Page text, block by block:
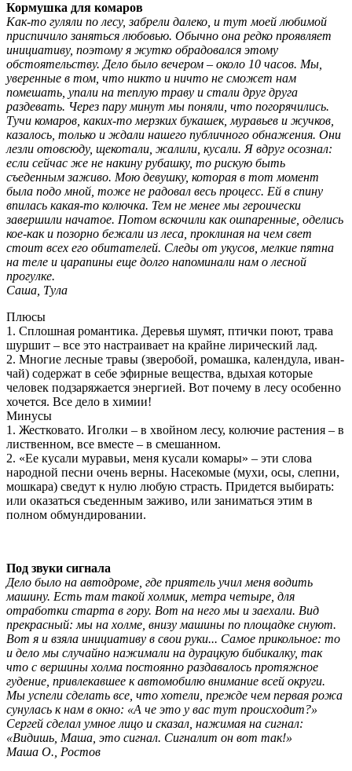
Кормушка для комаров
Как-то гуляли по лесу, забрели далеко, и тут моей любимой
приспичило заняться любовью. Обычно она редко проявляет
инициативу, поэтому я жутко обрадовался этому
обстоятельству. Дело было вечером – около 10 часов. Мы,
уверенные в том, что никто и ничто не сможет нам
помешать, упали на теплую траву и стали друг друга
раздевать. Через пару минут мы поняли, что погорячились.
Тучи комаров, каких-то мерзких букашек, муравьев и жучков,
казалось, только и ждали нашего публичного обнажения. Они
лезли отовсюду, щекотали, жалили, кусали. Я вдруг осознал:
если сейчас же не накину рубашку, то рискую быть
съеденным заживо. Мою девушку, которая в тот момент
была подо мной, тоже не радовал весь процесс. Ей в спину
впилась какая-то колючка. Тем не менее мы героически
завершили начатое. Потом вскочили как ошпаренные, оделись
кое-как и позорно бежали из леса, проклиная на чем свет
стоит всех его обитателей. Следы от укусов, мелкие пятна
на теле и царапины еще долго напоминали нам о лесной
прогулке.
Саша, Тула
Плюсы
1. Сплошная романтика. Деревья шумят, птички поют, трава
шуршит – все это настраивает на крайне лирический лад.
2. Многие лесные травы (зверобой, ромашка, календула, иван-
чай) содержат в себе эфирные вещества, вдыхая которые
человек подзаряжается энергией. Вот почему в лесу особенно
хочется. Все дело в химии!
Минусы
1. Жестковато. Иголки – в хвойном лесу, колючие растения – в
лиственном, все вместе – в смешанном.
2. «Ее кусали муравьи, меня кусали комары» – эти слова
народной песни очень верны. Насекомые (мухи, осы, слепни,
мошкара) сведут к нулю любую страсть. Придется выбирать:
или оказаться съеденным заживо, или заниматься этим в
полном обмундировании.
Под звуки сигнала
Дело было на автодроме, где приятель учил меня водить
машину. Есть там такой холмик, метра четыре, для
отработки старта в гору. Вот на него мы и заехали. Вид
прекрасный: мы на холме, внизу машины по площадке снуют.
Вот я и взяла инициативу в свои руки... Самое прикольное: то
и дело мы случайно нажимали на дурацкую бибикалку, так
что с вершины холма постоянно раздавалось протяжное
гудение, привлекавшее к автомобилю внимание всей округи.
Мы успели сделать все, что хотели, прежде чем первая рожа
сунулась к нам в окно: «А че это у вас тут происходит?»
Сергей сделал умное лицо и сказал, нажимая на сигнал:
«Видишь, Маша, это сигнал. Сигналит он вот так!»
Маша О., Ростов